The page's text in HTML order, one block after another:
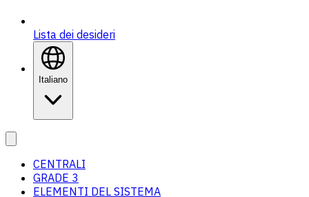
Lista dei desideri
Italiano
CENTRALI
GRADE 3
ELEMENTI DEL SISTEMA